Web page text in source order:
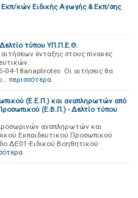
κών Ειδικής Αγωγής & Εκπ/σης
τύπου ΥΠ.Π.Ε.Θ.
ένταξης στους πίνακες
18anaplirotes Οι αιτήσεις θα
περισσότερα
(Ε.Ε.Π.) και αναπληρωτών από
(Ε.Β.Π.) - Δελτίο τύπου
αναπληρωτών και
Εκπαιδευτικού Προσωπικού
ΔΕ01-Ειδικού Βοηθητικού